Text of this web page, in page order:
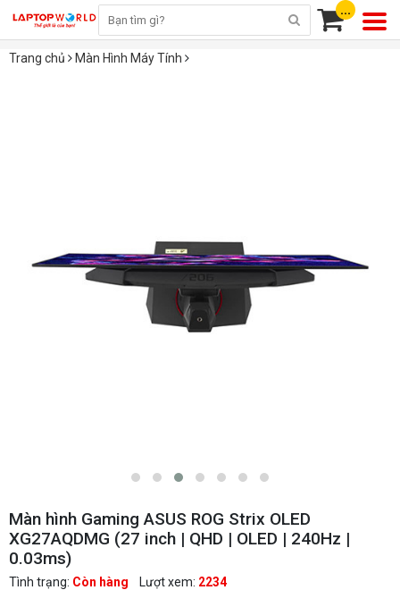
...
Trang chủ Màn Hình Máy Tính
Màn hình Gaming ASUS ROG Strix OLED
XG27AQDMG (27 inch | QHD | OLED | 240Hz |
0.03ms)
Tình trạng: Còn hàng Lượt xem: 2234